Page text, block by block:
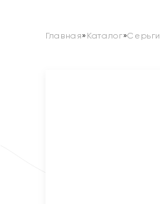
Главная» Каталог»Серьги